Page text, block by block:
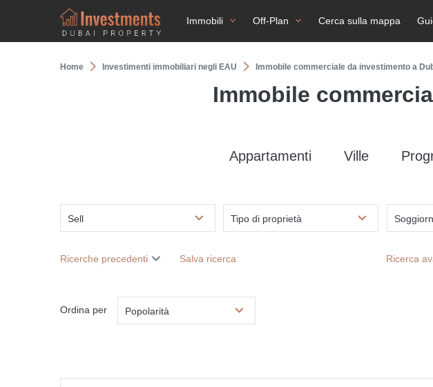
Immobili Off-Plan Cerca sulla mappa
Home Investimenti immobiliari negli EAU Immobile commerciale da investimento a
Immobile
Appartamenti Ville
Sell Tipo di proprietà
Ricerche precedenti Salva ricerca Ricerca
Ordina per Popolarità